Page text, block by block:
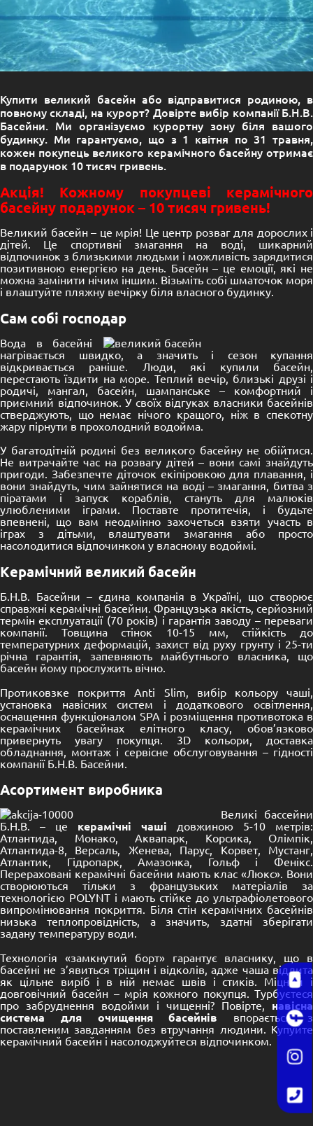
Купити великий басейн або відправитися родиною, в
повному складі, на курорт? Довірте вибір компанії Б.Н.В.
Басейни. Ми організуємо курортну зону біля вашого
будинку. Ми гарантуємо, що з 1 квітня по 31 травня,
кожен покупець великого керамічного басейну отримає
в подарунок 10 тисяч гривень.
Акція! Кожному покупцеві керамічного
басейну подарунок – 10 тисяч гривень!
Великий басейн – це мрія! Це центр розваг для дорослих і
дітей. Це спортивні змагання на воді, шикарний
відпочинок з близькими людьми і можливість зарядитися
позитивною енергією на день. Басейн – це емоції, які не
можна замінити нічим іншим. Візьміть собі шматочок моря
і влаштуйте пляжну вечірку біля власного будинку.
Сам собі господар
Вода в басейні
нагрівається швидко, а значить і сезон купання
відкривається раніше. Люди, які купили басейн,
перестають їздити на море. Теплий вечір, близькі друзі і
родичі, мангал, басейн, шампанське – комфортний і
приємний відпочинок. У своїх відгуках власники басейнів
стверджують, що немає нічого кращого, ніж в спекотну
жару пірнути в прохолодний водойма.
У багатодітній родині без великого басейну не обійтися.
Не витрачайте час на розвагу дітей – вони самі знайдуть
пригоди. Забезпечте діточок екіпіровкою для плавання, і
вони знайдуть, чим зайнятися на воді – змагання, битва з
піратами і запуск кораблів, стануть для малюків
улюбленими іграми. Поставте протитечія, і будьте
впевнені, що вам неодмінно захочеться взяти участь в
іграх з дітьми, влаштувати змагання або просто
насолодитися відпочинком у власному водоймі.
Керамічний великий басейн
Б.Н.В. Басейни – єдина компанія в Україні, що створює
справжні керамічні басейни. Французька якість, серйозний
термін експлуатації (70 років) і гарантія заводу – переваги
компанії. Товщина стінок 10-15 мм, стійкість до
температурних деформацій, захист від руху грунту і 25-ти
річна гарантія, запевняють майбутнього власника, що
басейн йому прослужить вічно.
Протиковзке покриття Anti Slim, вибір кольору чаші,
установка навісних систем і додаткового освітлення,
оснащення функціоналом SPA і розміщення противотока в
керамічних басейнах елітного класу, обов’язково
привернуть увагу покупця. 3D кольори, доставка
обладнання, монтаж і сервісне обслуговування – гідності
компанії Б.Н.В. Басейни.
Асортимент виробника
Великі бассейни
Б.Н.В. – це керамічні чаші довжиною 5-10 метрів:
Атлантида, Монако, Аквапарк, Корсика, Олімпік,
Атлантида-8, Версаль, Женева, Парус, Корвет, Мустанг,
Атлантик, Гідропарк, Амазонка, Гольф і Фенікс.
Перераховані керамічні басейни мають клас «Люкс». Вони
створюються тільки з французьких матеріалів за
технологією POLYNT і мають стійке до ультрафіолетового
випромінювання покриття. Біля стін керамічних басейнів
низька теплопровідність, а значить, здатні зберігати
задану температуру води.
Технологія «замкнутий борт» гарантує власнику, що в
басейні не з’явиться тріщин і відколів, адже чаша відлита
як цільне виріб і в ній немає швів і стиків. Міцний і
довговічний басейн – мрія кожного покупця. Турбуєтеся
про забруднення водойми і чищенні? Повірте, навісна
система для очищення басейнів впорається з
поставленим завданням без втручання людини. Купуйте
керамічний басейн і насолоджуйтеся відпочинком.